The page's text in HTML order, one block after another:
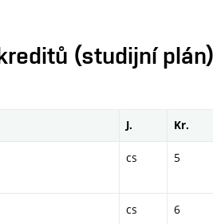
(studijní plán)
J. Kr.
cs 5
cs 6